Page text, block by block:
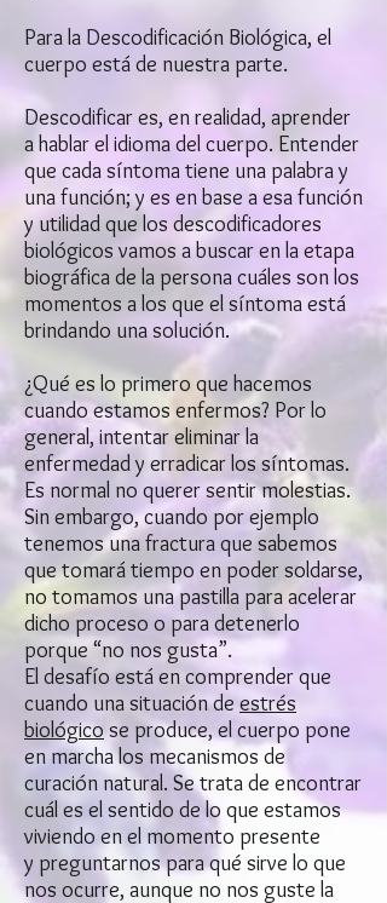
Para la Descodificación Biológica, el
cuerpo está de nuestra parte.
Descodificar es, en realidad, aprender
a hablar el idioma del cuerpo. Entender
que cada síntoma tiene una palabra y
una función; y es en base a esa función
y utilidad que los descodificadores
biológicos vamos a buscar en la etapa
biográfica de la persona cuáles son los
momentos a los que el síntoma está
brindando una solución.
¿Qué es lo primero que hacemos
cuando estamos enfermos? Por lo
general, intentar eliminar la
enfermedad y erradicar los síntomas.
Es normal no querer sentir molestias.
Sin embargo, cuando por ejemplo
tenemos una fractura que sabemos
que tomará tiempo en poder soldarse,
no tomamos una pastilla para acelerar
dicho proceso o para detenerlo
porque “no nos gusta”.
El desafío está en comprender que
cuando una situación de estrés
biológicose produce, el cuerpo pone
en marcha los mecanismos de
curación natural. Se trata de encontrar
cuál es el sentido de lo que estamos
viviendo en el momento presente
y preguntarnos para qué sirve lo que
nos ocurre, aunque no nos guste la